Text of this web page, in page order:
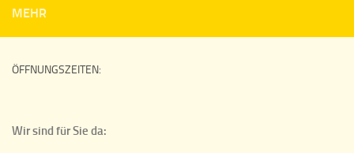
MEHR
ÖFFNUNGSZEITEN:
Wir sind für Sie da: